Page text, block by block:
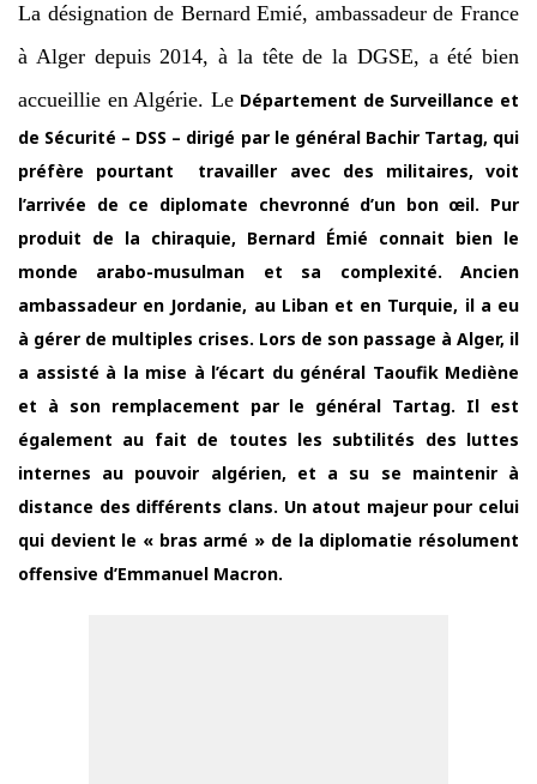
La désignation de Bernard Emié, ambassadeur de France
à Alger depuis 2014, à la tête de la DGSE, a été bien
accueillie en Algérie. Le Département de Surveillance et
de Sécurité – DSS – dirigé par le général Bachir Tartag, qui
préfère pourtant travailler avec des militaires, voit
l’arrivée de ce diplomate chevronné d’un bon œil. Pur
produit de la chiraquie, Bernard Émié connait bien le
monde arabo-musulman et sa complexité. Ancien
ambassadeur en Jordanie, au Liban et en Turquie, il a eu
à gérer de multiples crises. Lors de son passage à Alger, il
a assisté à la mise à l’écart du général Taoufik Mediène
et à son remplacement par le général Tartag. Il est
également au fait de toutes les subtilités des luttes
internes au pouvoir algérien, et a su se maintenir à
distance des différents clans. Un atout majeur pour celui
qui devient le « bras armé » de la diplomatie résolument
offensive d’Emmanuel Macron.